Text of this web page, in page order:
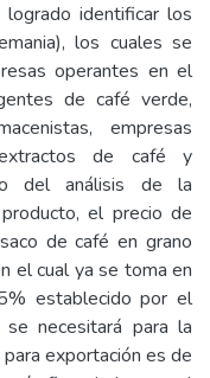
identificar los
los cuales se
operantes en el
de café verde,
empresas
extractos de café y
del análisis de la
el precio de
de café en grano
el cual ya se toma en
establecido por el
necesitará para la
exportación es de